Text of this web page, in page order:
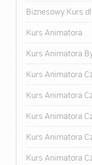
Biznesowy Kurs
Kurs Animatora
Kurs Animatora
Kurs Animatora
Kurs Animatora
Kurs Animatora
Kurs Animatora
Kurs Animatora